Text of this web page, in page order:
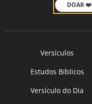
DOAR ❤️
Versículos
Estudos Bíblicos
Versículo do Dia